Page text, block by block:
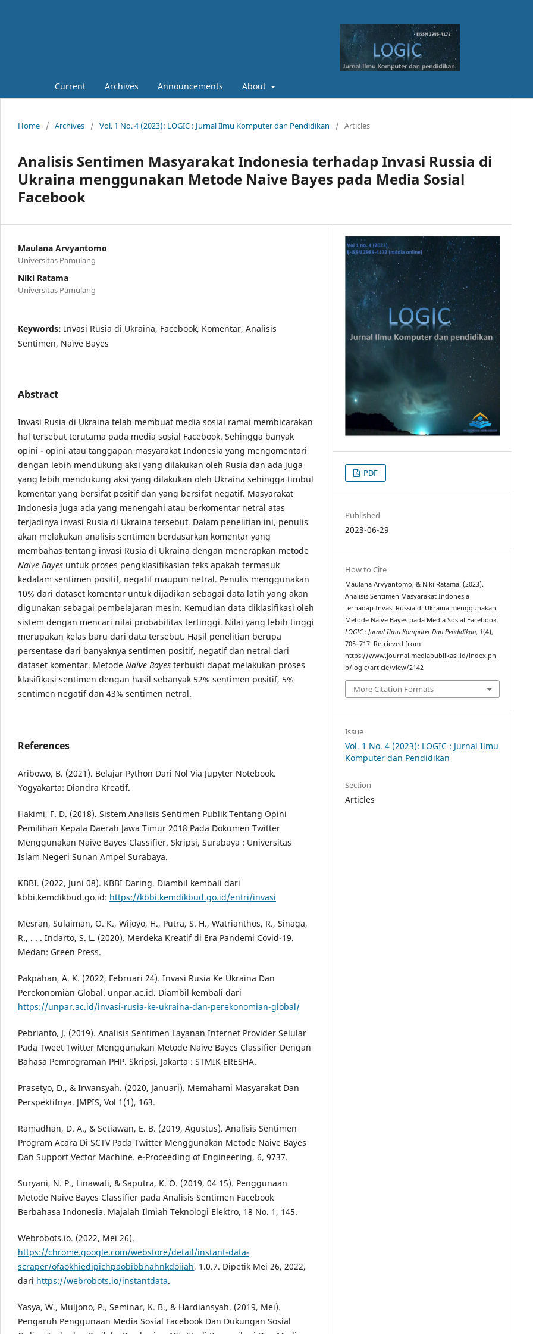
Current Archives Announcements About
Home / Archives / Vol. 1 No. 4 (2023): LOGIC : Jurnal Ilmu Komputer dan Pendidikan / Articles
Analisis Sentimen Masyarakat Indonesia terhadap Invasi Russia di
Ukraina menggunakan Metode Naive Bayes pada Media Sosial
Facebook
Maulana Arvyantomo
Universitas Pamulang
Niki Ratama
Universitas Pamulang
Keywords: Invasi Rusia di Ukraina, Facebook, Komentar, Analisis
Sentimen, Naïve Bayes
Abstract
Invasi Rusia di Ukraina telah membuat media sosial ramai membicarakan
hal tersebut terutama pada media sosial Facebook. Sehingga banyak
opini - opini atau tanggapan masyarakat Indonesia yang mengomentari
dengan lebih mendukung aksi yang dilakukan oleh Rusia dan ada juga
yang lebih mendukung aksi yang dilakukan oleh Ukraina sehingga timbul
komentar yang bersifat positif dan yang bersifat negatif. Masyarakat
Indonesia juga ada yang menengahi atau berkomentar netral atas
terjadinya invasi Rusia di Ukraina tersebut. Dalam penelitian ini, penulis
akan melakukan analisis sentimen berdasarkan komentar yang
membahas tentang invasi Rusia di Ukraina dengan menerapkan metode
Naive Bayes untuk proses pengklasifikasian teks apakah termasuk
kedalam sentimen positif, negatif maupun netral. Penulis menggunakan
10% dari dataset komentar untuk dijadikan sebagai data latih yang akan
digunakan sebagai pembelajaran mesin. Kemudian data diklasifikasi oleh
sistem dengan mencari nilai probabilitas tertinggi. Nilai yang lebih tinggi
merupakan kelas baru dari data tersebut. Hasil penelitian berupa
persentase dari banyaknya sentimen positif, negatif dan netral dari
dataset komentar. Metode Naive Bayes terbukti dapat melakukan proses
klasifikasi sentimen dengan hasil sebanyak 52% sentimen positif, 5%
sentimen negatif dan 43% sentimen netral.
References
Aribowo, B. (2021). Belajar Python Dari Nol Via Jupyter Notebook.
Yogyakarta: Diandra Kreatif.
Hakimi, F. D. (2018). Sistem Analisis Sentimen Publik Tentang Opini
Pemilihan Kepala Daerah Jawa Timur 2018 Pada Dokumen Twitter
Menggunakan Naive Bayes Classifier. Skripsi, Surabaya : Universitas
Islam Negeri Sunan Ampel Surabaya.
KBBI. (2022, Juni 08). KBBI Daring. Diambil kembali dari
kbbi.kemdikbud.go.id: https://kbbi.kemdikbud.go.id/entri/invasi
Mesran, Sulaiman, O. K., Wijoyo, H., Putra, S. H., Watrianthos, R., Sinaga,
R., . . . Indarto, S. L. (2020). Merdeka Kreatif di Era Pandemi Covid-19.
Medan: Green Press.
Pakpahan, A. K. (2022, Februari 24). Invasi Rusia Ke Ukraina Dan
Perekonomian Global. unpar.ac.id. Diambil kembali dari
https://unpar.ac.id/invasi-rusia-ke-ukraina-dan-perekonomian-global/
Pebrianto, J. (2019). Analisis Sentimen Layanan Internet Provider Selular
Pada Tweet Twitter Menggunakan Metode Naive Bayes Classifier Dengan
Bahasa Pemrograman PHP. Skripsi, Jakarta : STMIK ERESHA.
Prasetyo, D., & Irwansyah. (2020, Januari). Memahami Masyarakat Dan
Perspektifnya. JMPIS, Vol 1(1), 163.
Ramadhan, D. A., & Setiawan, E. B. (2019, Agustus). Analisis Sentimen
Program Acara Di SCTV Pada Twitter Menggunakan Metode Naive Bayes
Dan Support Vector Machine. e-Proceeding of Engineering, 6, 9737.
Suryani, N. P., Linawati, & Saputra, K. O. (2019, 04 15). Penggunaan
Metode Naive Bayes Classifier pada Analisis Sentimen Facebook
Berbahasa Indonesia. Majalah Ilmiah Teknologi Elektro, 18 No. 1, 145.
Webrobots.io. (2022, Mei 26).
https://chrome.google.com/webstore/detail/instant-data-
scraper/ofaokhiedipichpaobibbnahnkdoiiah, 1.0.7. Dipetik Mei 26, 2022,
dari https://webrobots.io/instantdata.
Yasya, W., Muljono, P., Seminar, K. B., & Hardiansyah. (2019, Mei).
Pengaruh Penggunaan Media Sosial Facebook Dan Dukungan Sosial
PDF
Published
2023-06-29
How to Cite
Maulana Arvyantomo, & Niki Ratama. (2023).
Analisis Sentimen Masyarakat Indonesia
terhadap Invasi Russia di Ukraina menggunakan
Metode Naive Bayes pada Media Sosial Facebook.
LOGIC : Jurnal Ilmu Komputer Dan Pendidikan, 1(4),
705–717. Retrieved from
https://www.journal.mediapublikasi.id/index.ph
p/logic/article/view/2142
More Citation Formats
Issue
Vol. 1 No. 4 (2023): LOGIC : Jurnal Ilmu
Komputer dan Pendidikan
Section
Articles